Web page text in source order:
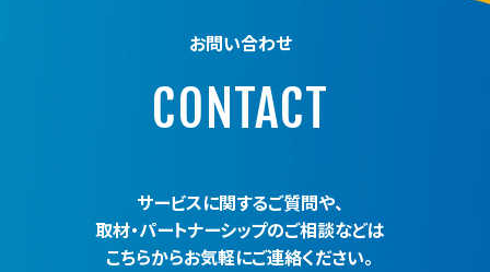
お問い合わせ
CONTACT
サービスに関するご質問や、
取材・パートナーシップのご相談などは
こちらからお気軽にご連絡ください。